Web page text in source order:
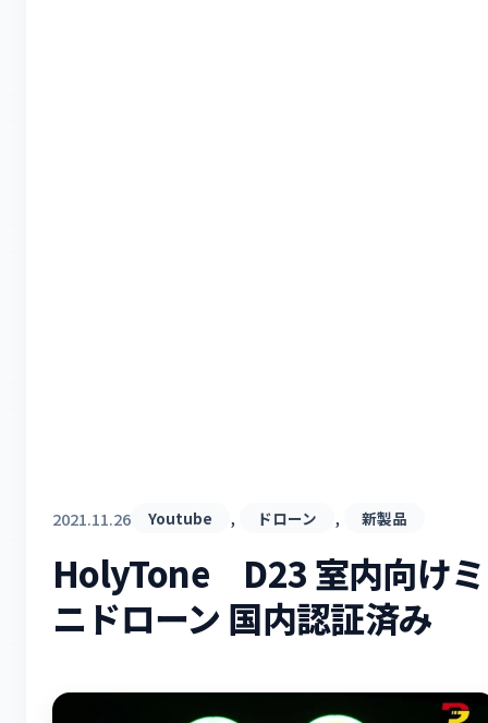
2021.11.26 Youtube , ドローン , 新製品
HolyTone D23 室内向けミ
ニドローン 国内認証済み